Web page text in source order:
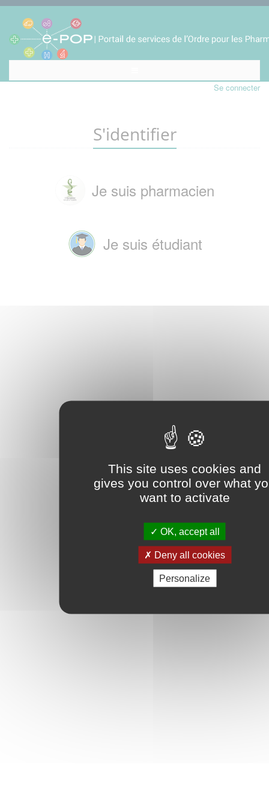
This site uses cookies and
gives you control over what
want to activate
OK, accept all
Deny all cookies
Personalize
Se connecter
S'identifier
Je suis pharmacien
Je suis étudiant